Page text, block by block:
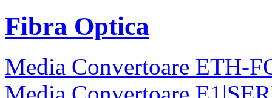
Fibra Optica
Media Convertoare ETH-